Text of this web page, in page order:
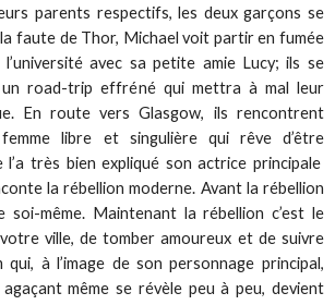
parents respectifs, les deux garçons se
faute de Thor, Michael voit partir en fumée
avec sa petite amie Lucy; ils se
road-trip effréné qui mettra à mal leur
En route vers Glasgow, ils rencontrent
libre et singulière qui rêve d’être
l’a très bien expliqué son actrice principale
la rébellion moderne. Avant la rébellion
soi-même. Maintenant la rébellion c’est le
ville, de tomber amoureux et de suivre
à l’image de son personnage principal,
même se révèle peu à peu, devient